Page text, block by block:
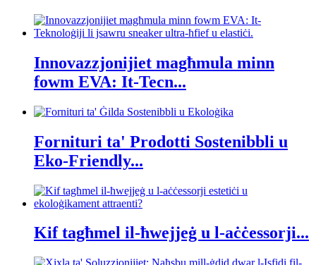
Innovazzjonijiet magħmula minn
fowm EVA: It-Tecn...
Fornituri ta' Prodotti Sostenibbli u
Eko-Friendly...
Kif tagħmel il-ħwejjeġ u l-aċċessorji...